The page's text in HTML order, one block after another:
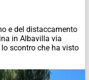
e del distaccamento
in Albavilla via
scontro che ha visto